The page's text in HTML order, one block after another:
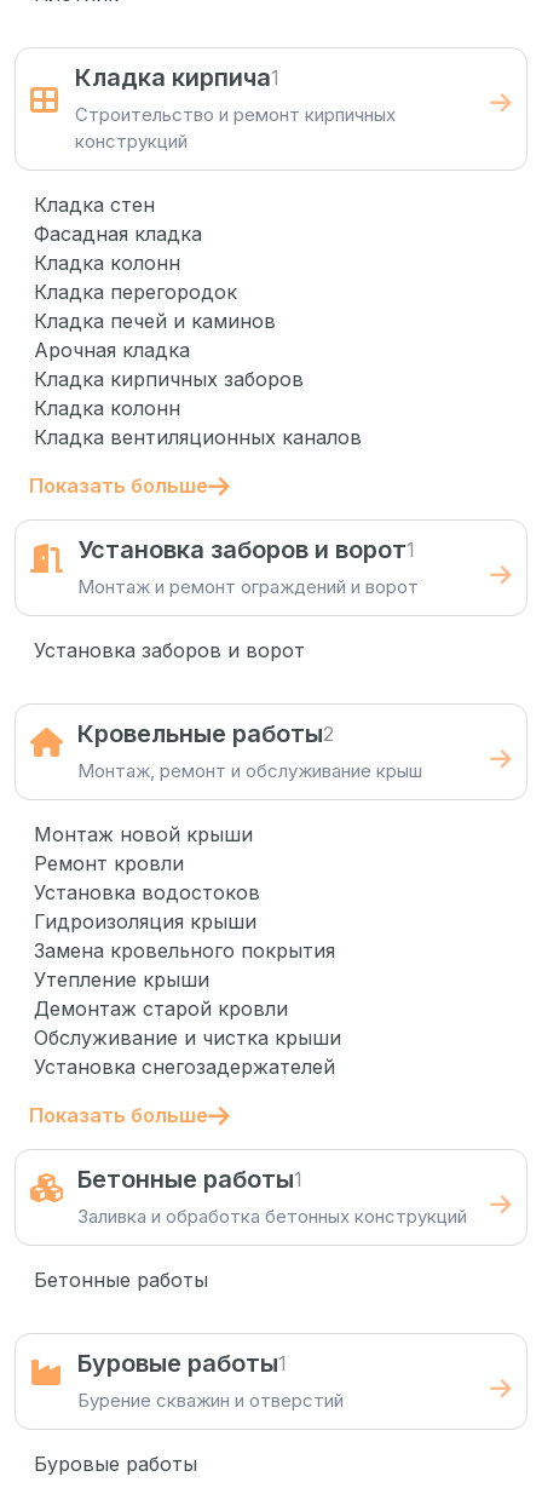
Кладка кирпича1
Строительство и ремонт кирпичных
конструкций
Кладка стен
Фасадная кладка
Кладка колонн
Кладка перегородок
Кладка печей и каминов
Арочная кладка
Кладка кирпичных заборов
Кладка колонн
Кладка вентиляционных каналов
Показать больше
Установка заборов и ворот1
Монтаж и ремонт ограждений и ворот
Установка заборов и ворот
Кровельные работы2
Монтаж, ремонт и обслуживание крыш
Монтаж новой крыши
Ремонт кровли
Установка водостоков
Гидроизоляция крыши
Замена кровельного покрытия
Утепление крыши
Демонтаж старой кровли
Обслуживание и чистка крыши
Установка снегозадержателей
Показать больше
Бетонные работы1
Заливка и обработка бетонных конструкций
Бетонные работы
Буровые работы1
Бурение скважин и отверстий
Буровые работы